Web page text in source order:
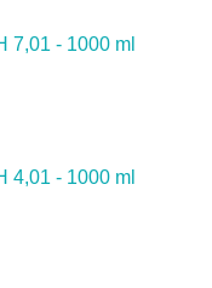
7,01 - 1000 ml
4,01 - 1000 ml